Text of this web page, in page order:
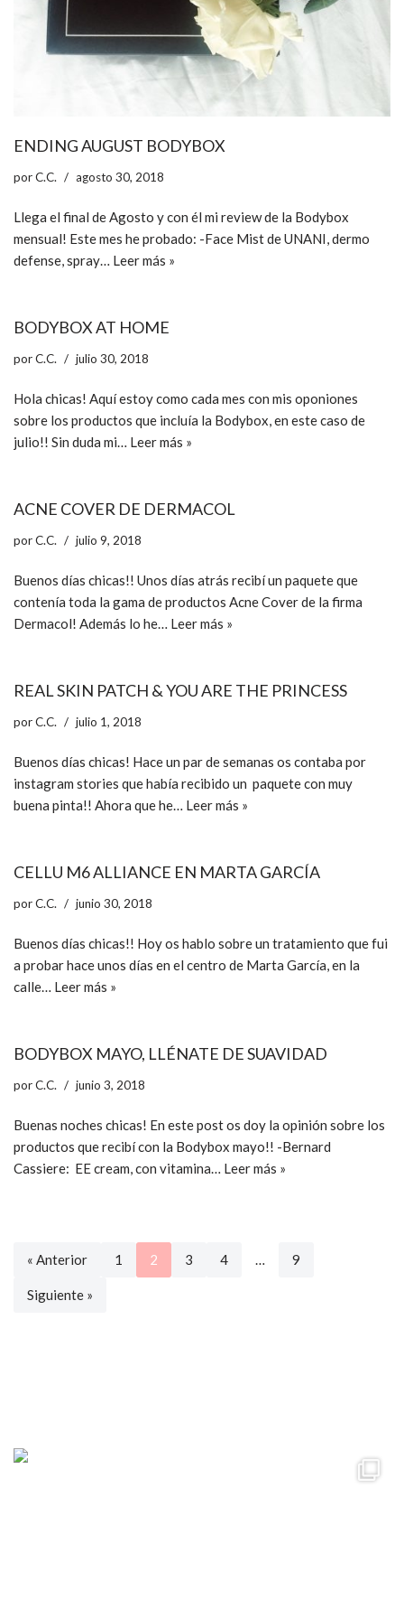
ENDING AUGUST BODYBOX
porC.C. agosto 30, 2018
Llega el final de Agosto y con él mi review de la Bodybox
mensual! Este mes he probado: -Face Mist de UNANI, dermo
defense, spray… Leer más »
BODYBOX AT HOME
porC.C. julio 30, 2018
Hola chicas! Aquí estoy como cada mes con mis oponiones
sobre los productos que incluía la Bodybox, en este caso de
julio!! Sin duda mi… Leer más »
ACNE COVER DE DERMACOL
porC.C. julio 9, 2018
Buenos días chicas!! Unos días atrás recibí un paquete que
contenía toda la gama de productos Acne Cover de la firma
Dermacol! Además lo he… Leer más »
REAL SKIN PATCH & YOU ARE THE PRINCESS
porC.C. julio 1, 2018
Buenos días chicas! Hace un par de semanas os contaba por
instagram stories que había recibido un paquete con muy
buena pinta!! Ahora que he… Leer más »
CELLU M6 ALLIANCE EN MARTA GARCÍA
porC.C. junio 30, 2018
Buenos días chicas!! Hoy os hablo sobre un tratamiento que fui
a probar hace unos días en el centro de Marta García, en la
calle… Leer más »
BODYBOX MAYO, LLÉNATE DE SUAVIDAD
porC.C. junio 3, 2018
Buenas noches chicas! En este post os doy la opinión sobre los
productos que recibí con la Bodybox mayo!! -Bernard
Cassiere: EE cream, con vitamina… Leer más »
« Anterior 1 2 3 4 … 9
Siguiente »